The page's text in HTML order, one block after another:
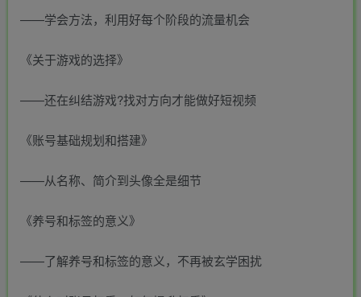
——学会方法，利用好每个阶段的流量机会
《关于游戏的选择》
——还在纠结游戏?找对方向才能做好短视频
《账号基础规划和搭建》
——从名称、简介到头像全是细节
《养号和标签的意义》
——了解养号和标签的意义，不再被玄学困扰